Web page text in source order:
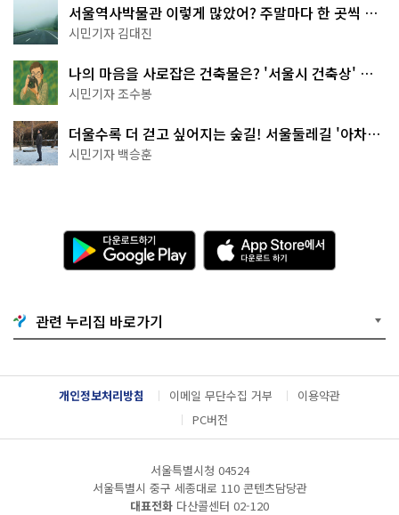
서울역사박물관 이렇게 많았어? 주말마다 한 곳씩 떠
나는 역사 산책
시민기자 김대진
나의 마음을 사로잡은 건축물은? '서울시 건축상' 수
상작 공개!
시민기자 조수봉
더울수록 더 걷고 싶어지는 숲길! 서울둘레길 '아차산
코스'
시민기자 백승훈
다
운
로
기
G
o
g
l
e
A
p
p
e
서
다
운
관련 누리집 바로가기
개인정보처리방침 이메일 무단수집 거부
이용약관
PC버전
서울특별시청 04524
서울특별시 중구 세종대로 110 콘텐츠담당관
대표전화 다산콜센터 02-120